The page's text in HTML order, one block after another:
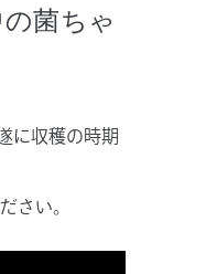
菌ちゃ
に収穫の時期
さい。